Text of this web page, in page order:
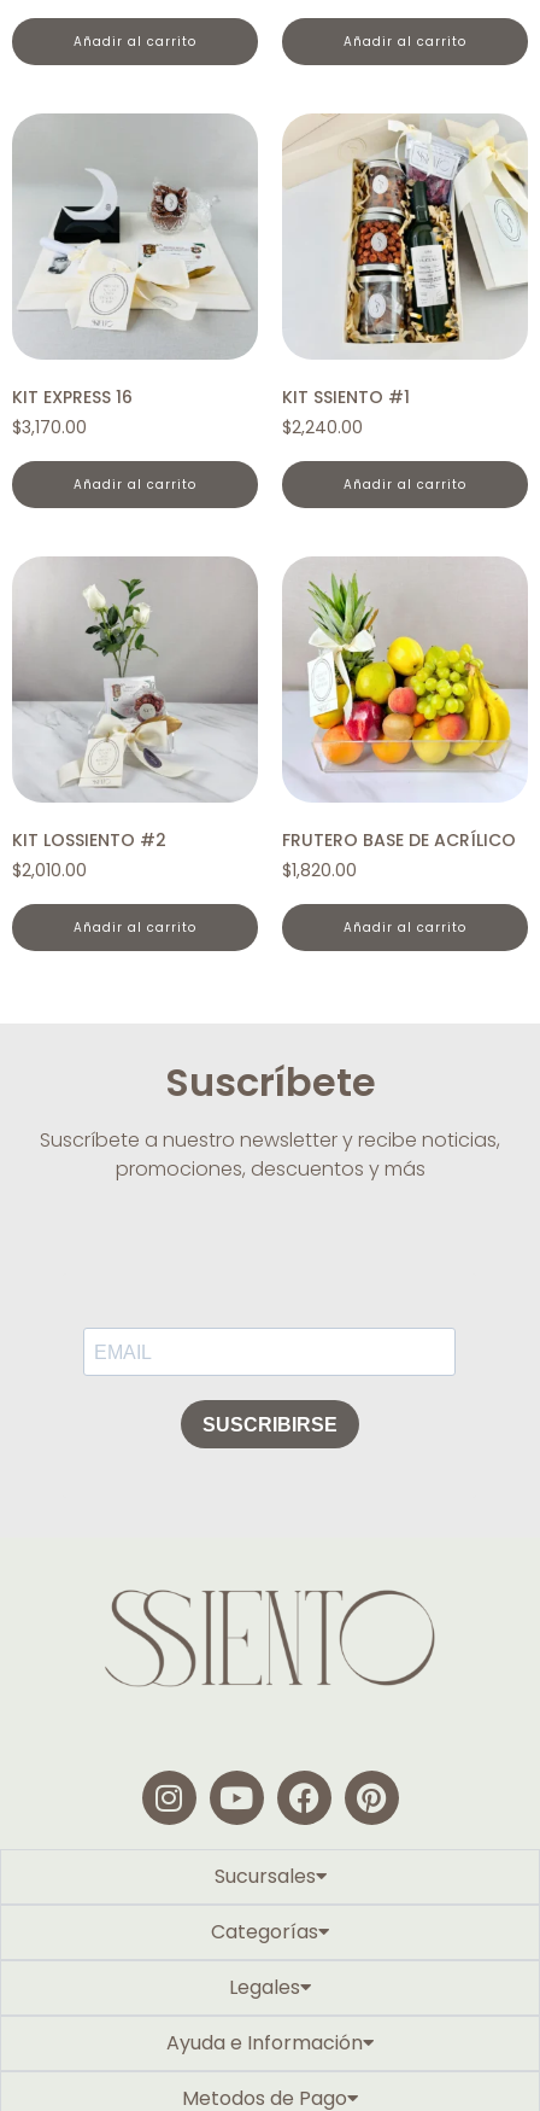
añadir al carrito añadir al carrito
KIT EXPRESS 16
$3,170.00
añadir al carrito
KIT SSIENTO #1
$2,240.00
añadir al carrito
KIT LOSSIENTO #2
$2,010.00
añadir al carrito
FRUTERO BASE DE ACRÍLICO
$1,820.00
añadir al carrito
Suscríbete
Suscríbete a nuestro newsletter y recibe noticias,
promociones, descuentos y más
Sucursales
Categorías
Legales
Ayuda e Información
Metodos de Pago